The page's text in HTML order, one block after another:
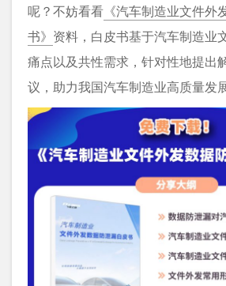
呢？不妨看看 《汽车制造业文件外
书》 资料，白皮书基于汽车制造业
痛点以及共性需求，针对性地提出
议，助力我国汽车制造业高质量发展